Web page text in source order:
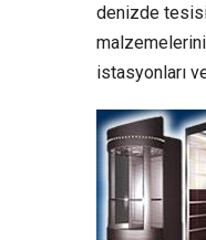
denizde
istasyonları